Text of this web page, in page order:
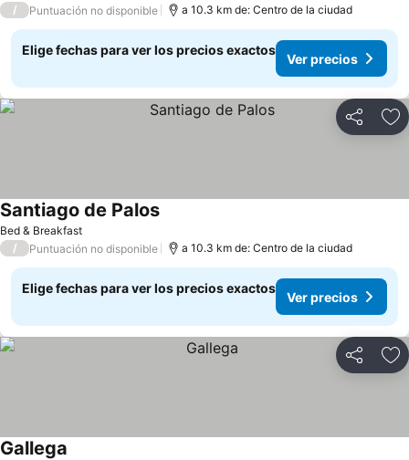
/ Puntuación no disponible a 10.3 km de: Centro de la ciudad
Elige fechas para ver los precios exactos
Ver precios
Compartir
Bed & Breakfast
Santiago de Palos
/ Puntuación no disponible a 10.3 km de: Centro de la ciudad
Elige fechas para ver los precios exactos
Ver precios
Compartir
Gallega